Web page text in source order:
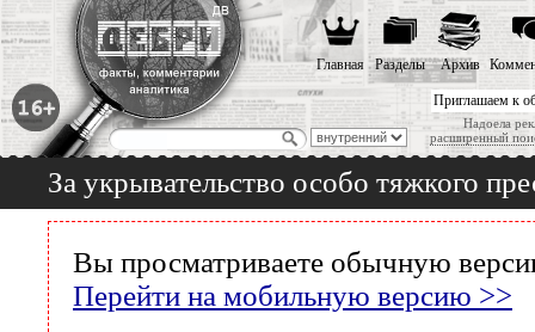
Приглашаем к
Надоела
расширенный
Главная Разделы Архив
За укрывательство особо тяжкого
Вы просматриваете обычную
Перейти на мобильную версию >>